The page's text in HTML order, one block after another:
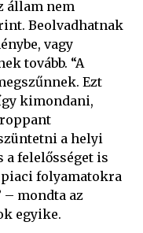
állam nem
Beolvadhatnak
vagy
tovább. “A
Ezt
kimondani,
a helyi
a felelősséget is
piaci folyamatokra
– mondta az
egyike.